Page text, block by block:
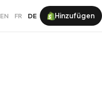
EN FR DE Hinzufügen